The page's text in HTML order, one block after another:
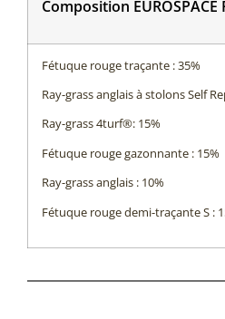
Composition EUROSPACE
Fétuque rouge traçante : 35%
Ray-grass anglais à stolons Self
Ray-grass 4turf®: 15%
Fétuque rouge gazonnante : 15%
Ray-grass anglais : 10%
Fétuque rouge demi-traçante S :